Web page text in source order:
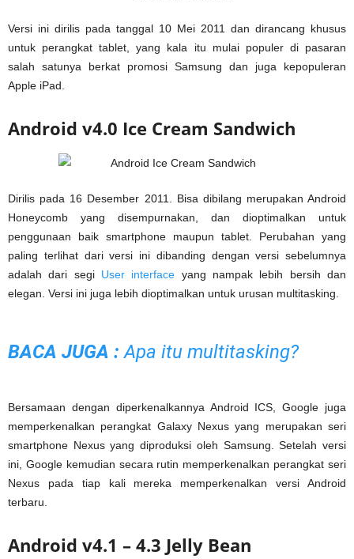
Versi ini dirilis pada tanggal 10 Mei 2011 dan dirancang khusus
untuk perangkat tablet, yang kala itu mulai populer di pasaran
salah satunya berkat promosi Samsung dan juga kepopuleran
Apple iPad.
Android v4.0 Ice Cream Sandwich
Dirilis pada 16 Desember 2011. Bisa dibilang merupakan Android
Honeycomb yang disempurnakan, dan dioptimalkan untuk
penggunaan baik smartphone maupun tablet. Perubahan yang
paling terlihat dari versi ini dibanding dengan versi sebelumnya
adalah dari segi User interface yang nampak lebih bersih dan
elegan. Versi ini juga lebih dioptimalkan untuk urusan multitasking.
BACA JUGA : Apa itu multitasking?
Bersamaan dengan diperkenalkannya Android ICS, Google juga
memperkenalkan perangkat Galaxy Nexus yang merupakan seri
smartphone Nexus yang diproduksi oleh Samsung. Setelah versi
ini, Google kemudian secara rutin memperkenalkan perangkat seri
Nexus pada tiap kali mereka memperkenalkan versi Android
terbaru.
Android v4.1 – 4.3 Jelly Bean